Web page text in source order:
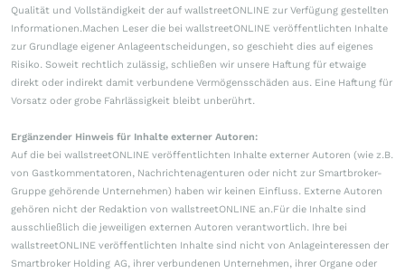
Qualität und Vollständigkeit der auf wallstreetONLINE zur Verfügung gestellten
Informationen.Machen Leser die bei wallstreetONLINE veröffentlichten Inhalte
zur Grundlage eigener Anlageentscheidungen, so geschieht dies auf eigenes
Risiko. Soweit rechtlich zulässig, schließen wir unsere Haftung für etwaige
direkt oder indirekt damit verbundene Vermögensschäden aus. Eine Haftung für
Vorsatz oder grobe Fahrlässigkeit bleibt unberührt.
Ergänzender Hinweis für Inhalte externer Autoren:
Auf die bei wallstreetONLINE veröffentlichten Inhalte externer Autoren (wie z.B.
von Gastkommentatoren, Nachrichtenagenturen oder nicht zur Smartbroker-
Gruppe gehörende Unternehmen) haben wir keinen Einfluss. Externe Autoren
gehören nicht der Redaktion von wallstreetONLINE an.Für die Inhalte sind
ausschließlich die jeweiligen externen Autoren verantwortlich. Ihre bei
wallstreetONLINE veröffentlichten Inhalte sind nicht von Anlageinteressen der
Smartbroker Holding AG, ihrer verbundenen Unternehmen, ihrer Organe oder